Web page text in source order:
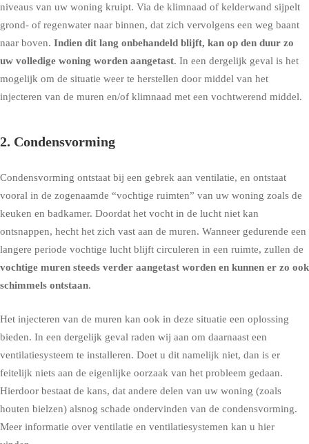
niveaus van uw woning kruipt. Via de klimnaad of kelderwand sijpelt
grond- of regenwater naar binnen, dat zich vervolgens een weg baant
naar boven. Indien dit lang onbehandeld blijft, kan op den duur zo
uw volledige woning worden aangetast. In een dergelijk geval is het
mogelijk om de situatie weer te herstellen door middel van het
injecteren van de muren en/of klimnaad met een vochtwerend middel.
2. Condensvorming
Condensvorming ontstaat bij een gebrek aan ventilatie, en ontstaat
vooral in de zogenaamde “vochtige ruimten” van uw woning zoals de
keuken en badkamer. Doordat het vocht in de lucht niet kan
ontsnappen, hecht het zich vast aan de muren. Wanneer gedurende een
langere periode vochtige lucht blijft circuleren in een ruimte, zullen de
vochtige muren steeds verder aangetast worden en kunnen er zo ook
schimmels ontstaan.
Het injecteren van de muren kan ook in deze situatie een oplossing
bieden. In een dergelijk geval raden wij aan om daarnaast een
ventilatiesysteem te installeren. Doet u dit namelijk niet, dan is er
feitelijk niets aan de eigenlijke oorzaak van het probleem gedaan.
Hierdoor bestaat de kans, dat andere delen van uw woning (zoals
houten bielzen) alsnog schade ondervinden van de condensvorming.
Meer informatie over ventilatie en ventilatiesystemen kan u hier